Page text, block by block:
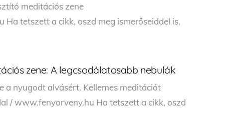
meditációs zene
tetszett a cikk, oszd meg ismerőseiddel is,
zene: A legcsodálatosabb nebulák
a nyugodt alvásért. Kellemes meditációt
/ www.fenyorveny.hu Ha tetszett a cikk, oszd